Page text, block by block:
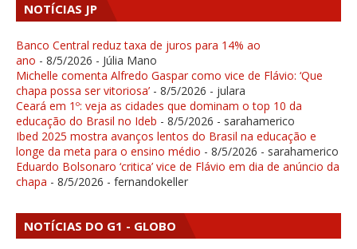
NOTÍCIAS JP
Banco Central reduz taxa de juros para 14% ao
ano - 8/5/2026 - Júlia Mano
Michelle comenta Alfredo Gaspar como vice de Flávio: ‘Que
chapa possa ser vitoriosa’ - 8/5/2026 - julara
Ceará em 1º: veja as cidades que dominam o top 10 da
educação do Brasil no Ideb - 8/5/2026 - sarahamerico
Ibed 2025 mostra avanços lentos do Brasil na educação e
longe da meta para o ensino médio - 8/5/2026 - sarahamerico
Eduardo Bolsonaro ‘critica’ vice de Flávio em dia de anúncio da
chapa - 8/5/2026 - fernandokeller
NOTÍCIAS DO G1 - GLOBO